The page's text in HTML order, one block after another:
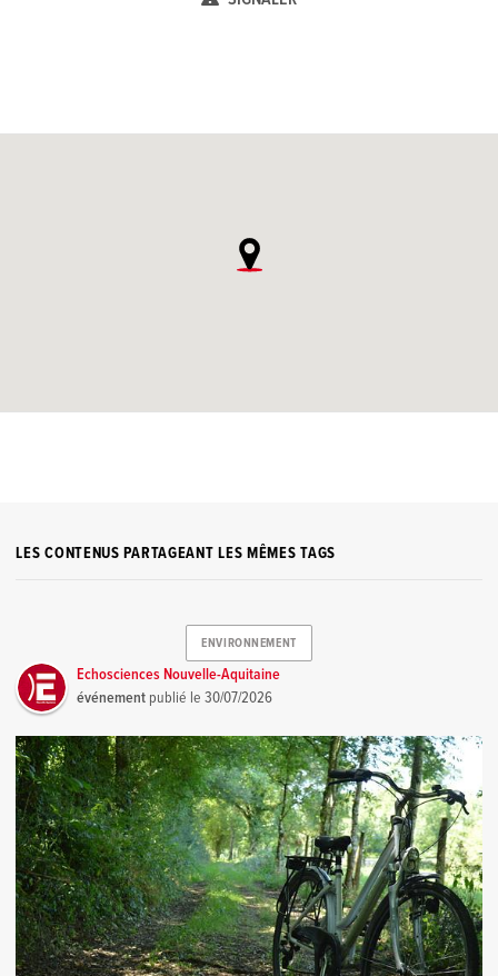
LES CONTENUS PARTAGEANT LES MÊMES TAGS
ENVIRONNEMENT
Echosciences Nouvelle-Aquitaine
événement publié le30/07/2026